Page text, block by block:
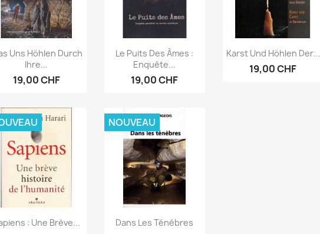
Aperçu rapide
Uns Höhlen Durch
Ihre...
19,00 CHF
Aperçu rapide
Le Puits Des Âmes :
Enquête...
19,00 CHF
Aperçu rapide
Karst Und Höhlen Der...
19,00 CHF
Aperçu rapide
: Une Brève... Aperçu rapide
Dans Les Ténébres
NOUVEAU